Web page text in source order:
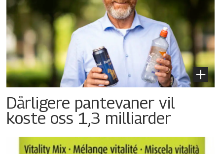
Dårligere pantevaner vil
koste oss 1,3 milliarder